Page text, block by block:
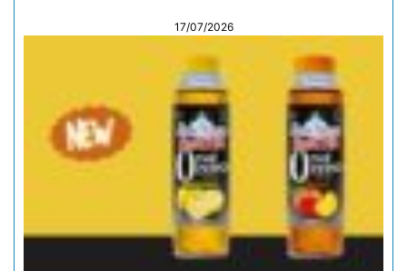
17/07/2026